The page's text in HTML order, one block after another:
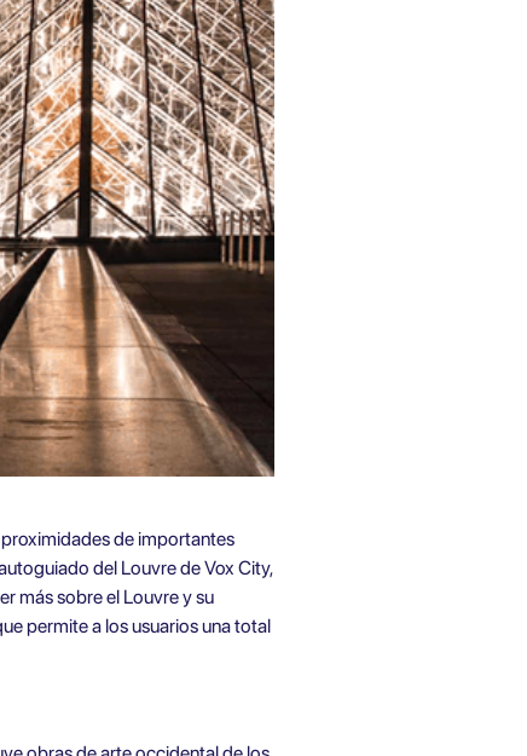
de importantes
del Louvre de Vox City,
más sobre el Louvre y su
permite a los usuarios una total